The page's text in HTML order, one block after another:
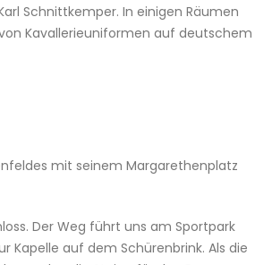
Schnittkemper. In einigen Räumen
Kavallerieuniformen auf deutschem
mit seinem Margarethenplatz
Der Weg führt uns am Sportpark
Kapelle auf dem Schürenbrink. Als die